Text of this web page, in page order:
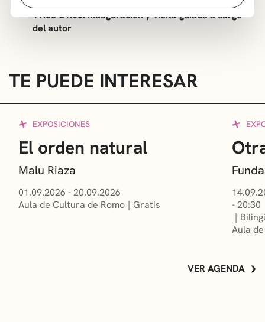
19:00-21:00: Inauguración y visita guiada a cargo
del autor
TE PUEDE INTERESAR
EXPOSICIONES
El orden natural
Malu Riaza
01.09.2026 - 20.09.2026
Aula de Cultura de Romo
Gratis
- 20:30
Aula
VER AGENDA